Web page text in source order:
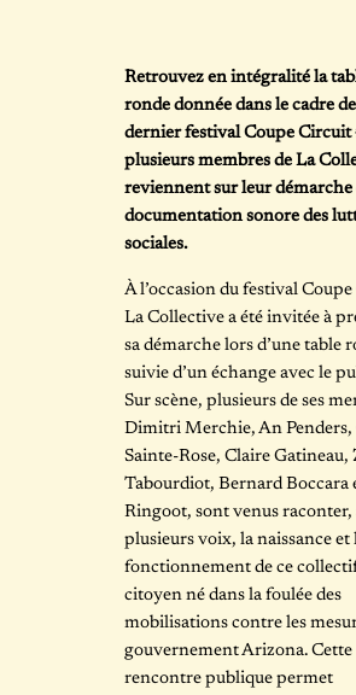
Retrouvez en intégralité la
ronde donnée dans le cadre
dernier festival Coupe Circuit
plusieurs membres de La
reviennent sur leur démarche
documentation sonore des
sociales.
À l’occasion du festival
La Collective a été invitée à
sa démarche lors d’une table
suivie d’un échange avec le
Sur scène, plusieurs de ses
Dimitri Merchie, An Penders,
Sainte-Rose, Claire Gatineau,
Tabourdiot, Bernard Boccara
Ringoot, sont venus raconter,
plusieurs voix, la naissance et
fonctionnement de ce
citoyen né dans la foulée des
mobilisations contre les
gouvernement Arizona. Cette
rencontre publique permet